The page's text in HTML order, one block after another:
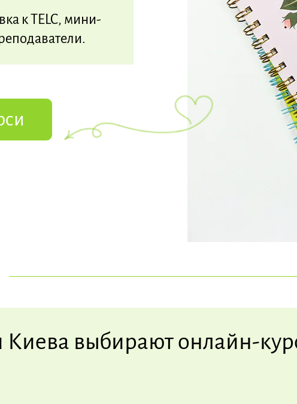
к TELC, мини-
выбирают онлайн-